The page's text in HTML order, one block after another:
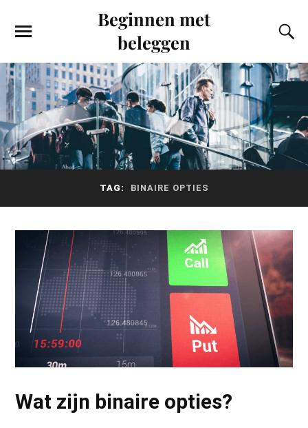
Beginnen met
beleggen
TAG: BINAIRE OPTIES
Wat zijn binaire opties?